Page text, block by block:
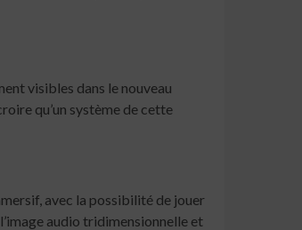
visibles dans le nouveau
qu’un système de cette
avec la possibilité de jouer
audio tridimensionnelle et